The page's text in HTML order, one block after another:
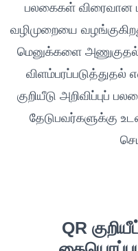
பலகைகள் விரைவான
வழிமுறையை
மெனுக்களை அணுகுதல்
விளம்பரப்படுத்துதல்
குறியீடு அறிவிப்புப்
தேடுபவர்களுக்கு
QR